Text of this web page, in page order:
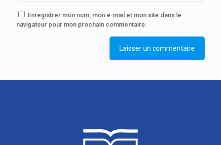
Enregistrer mon nom, mon e-mail et mon site dans le
navigateur pour mon prochain commentaire.